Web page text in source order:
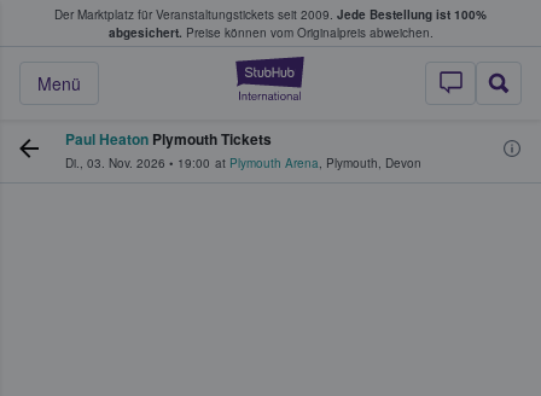
Der Marktplatz für Veranstaltungstickets seit 2009. Jede Bestellung ist 100%
abgesichert. Preise können vom Originalpreis abweichen.
StubHub - Wo
Menü
Tickets kaufen & verkaufen
Paul Heaton Plymouth Tickets
Di., 03. Nov. 2026 • 19:00 at Plymouth Arena, Plymouth, Devon